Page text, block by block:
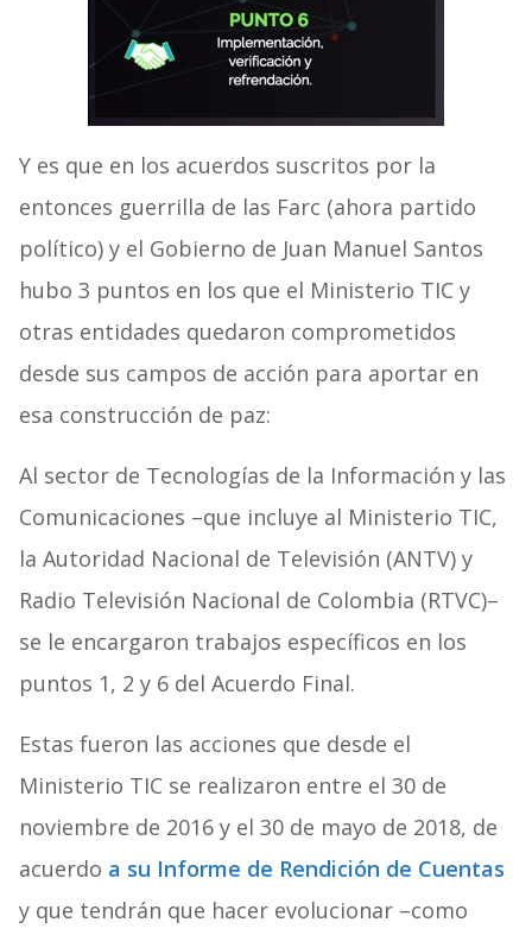
Y es que en los acuerdos suscritos por la
entonces guerrilla de las Farc (ahora partido
político) y el Gobierno de Juan Manuel Santos
hubo 3 puntos en los que el Ministerio TIC y
otras entidades quedaron comprometidos
desde sus campos de acción para aportar en
esa construcción de paz:
Al sector de Tecnologías de la Información y las
Comunicaciones –que incluye al Ministerio TIC,
la Autoridad Nacional de Televisión (ANTV) y
Radio Televisión Nacional de Colombia (RTVC)–
se le encargaron trabajos específicos en los
puntos 1, 2 y 6 del Acuerdo Final.
Estas fueron las acciones que desde el
Ministerio TIC se realizaron entre el 30 de
noviembre de 2016 y el 30 de mayo de 2018, de
acuerdo a su Informe de Rendición de Cuentas
y que tendrán que hacer evolucionar –como